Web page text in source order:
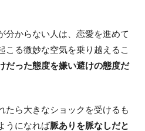
分からない人は、恋愛を進めて
こる微妙な空気を乗り越えるこ
だった態度を嫌い避けの態度だ
たら大きなショックを受けるも
うになれば脈ありを脈なしだと